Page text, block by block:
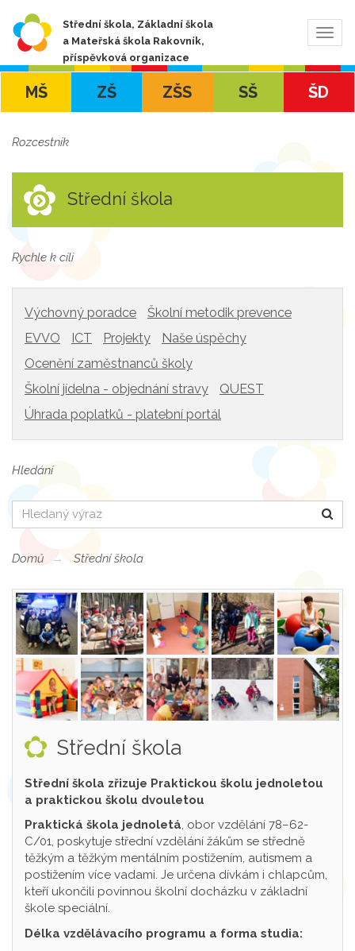
Střední škola, Základní škola
a Mateřská škola Rakovník,
příspěvková organizace
MŠ ZŠ ZŠS SŠ ŠD
Rozcestník
Střední škola
Rychle k cíli
Výchovný poradce
Školní metodik prevence
EVVO
ICT Projekty
Naše úspěchy
Ocenění zaměstnanců školy
Školní jídelna - objednání stravy
QUEST
Úhrada poplatků - platební portál
Hledání
Hledat
Domů Střední škola
Střední škola
Střední škola zřizuje Praktickou školu jednoletou
a praktickou školu dvouletou
Praktická škola jednoletá, obor vzdělání 78–62-
C/01, poskytuje střední vzdělání žákům se středně
těžkým a těžkým mentálním postižením, autismem a
postižením více vadami. Je určena dívkám i chlapcům,
kteří ukončili povinnou školní docházku v základní
škole speciální.
Délka vzdělávacího programu a forma studia: